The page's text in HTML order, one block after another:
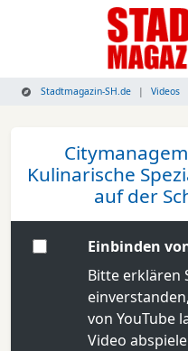
Stadtmagazin-SH.de Videos
Kulinarische
auf der
Einbinden
Bitte erklären
von YouTube
Video